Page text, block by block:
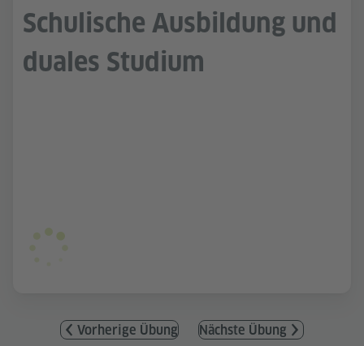
Schulische Ausbildung und
duales Studium
Vorherige Übung Nächste Übung